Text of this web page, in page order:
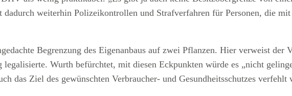
weiterhin Polizeikontrollen und Strafverfahren für Personen, die
Begrenzung des Eigenanbaus auf zwei Pflanzen. Hier verweist der
legalisierte. Wurth befürchtet, mit diesen Eckpunkten würde es „nicht
das Ziel des gewünschten Verbraucher- und Gesundheitsschutzes verfehlt